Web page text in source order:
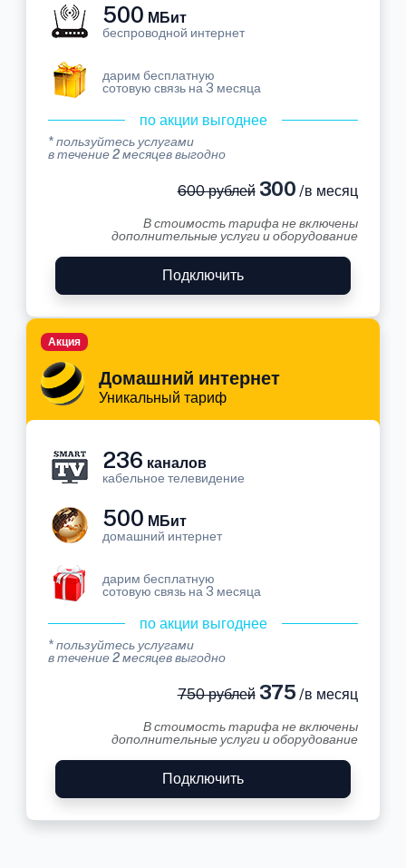
500 МБит
беспроводной интернет
дарим бесплатную
сотовую связь на 3 месяца
по акции выгоднее
* пользуйтесь услугами
в течение 2 месяцев выгодно
600 рублей300 /в месяц
В стоимость тарифа не включены
дополнительные услуги и оборудование
Подключить
Домашний интернет
Уникальный тариф
Акция
236 каналов
кабельное телевидение
500 МБит
домашний интернет
дарим бесплатную
сотовую связь на 3 месяца
по акции выгоднее
* пользуйтесь услугами
в течение 2 месяцев выгодно
750 рублей375 /в месяц
В стоимость тарифа не включены
дополнительные услуги и оборудование
Подключить